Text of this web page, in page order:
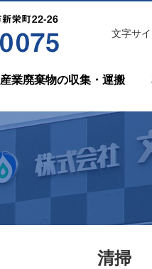
産業廃棄物の収集・運搬
文字サ
清掃